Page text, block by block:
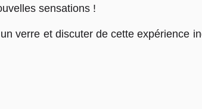
sensations !
verre et discuter de cette expérience